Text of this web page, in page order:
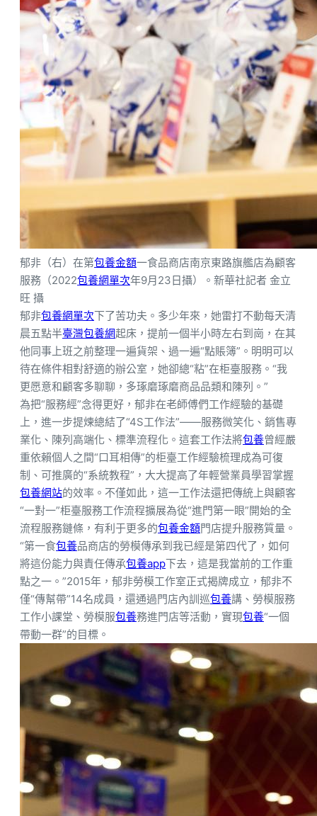
郁非（右）在第包養金額一食品商店南京東路旗艦店為顧客
服務（2022包養網單次年9月23日攝）。新華社記者 金立
旺 攝
郁非包養網單次下了苦功夫。多少年來，她雷打不動每天清
晨五點半臺灣包養網起床，提前一個半小時左右到崗，在其
他同事上班之前整理一遍貨架、過一遍“點賬簿”。明明可以
待在條件相對舒適的辦公室，她卻總“粘”在柜臺服務。“我
更愿意和顧客多聊聊，多琢磨琢磨商品品類和陳列。”
為把“服務經”念得更好，郁非在老師傅們工作經驗的基礎
上，進一步提煉總結了“4S工作法”——服務微笑化、銷售專
業化、陳列高端化、標準流程化。這套工作法將包養曾經嚴
重依賴個人之間“口耳相傳”的柜臺工作經驗梳理成為可復
制、可推廣的“系統教程”，大大提高了年輕營業員學習掌握
包養網站的效率。不僅如此，這一工作法還把傳統上與顧客
“一對一”柜臺服務工作流程擴展為從“進門第一眼”開始的全
流程服務鏈條，有利于更多的包養金額門店提升服務質量。
“第一食包養品商店的勞模傳承到我已經是第四代了，如何
將這份能力與責任傳承包養app下去，這是我當前的工作重
點之一。”2015年，郁非勞模工作室正式揭牌成立，郁非不
僅“傳幫帶”14名成員，還通過門店內訓巡包養講、勞模服務
工作小課堂、勞模服包養務進門店等活動，實現包養“一個
帶動一群”的目標。